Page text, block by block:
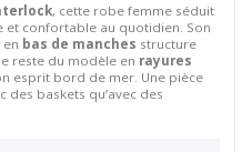
, cette robe femme séduit
et confortable au quotidien. Son
en bas de manches structure
reste du modèle en rayures
esprit bord de mer. Une pièce
des baskets qu’avec des